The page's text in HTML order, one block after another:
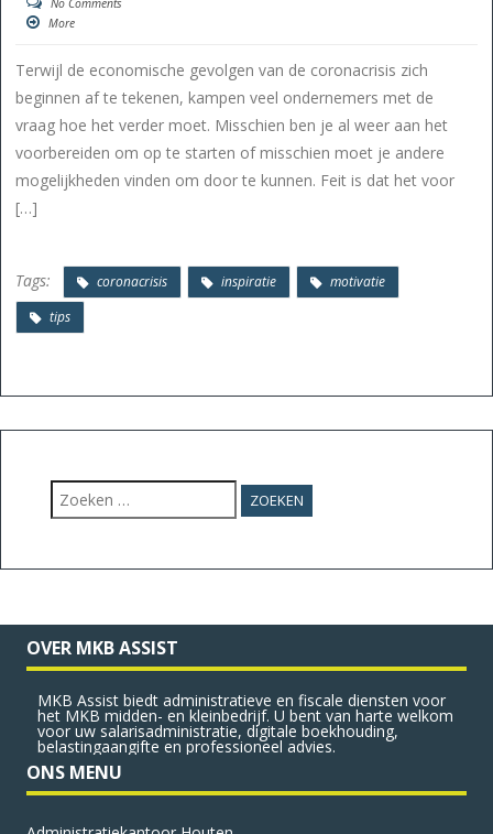
No Comments
More
Terwijl de economische gevolgen van de coronacrisis zich
beginnen af te tekenen, kampen veel ondernemers met de
vraag hoe het verder moet. Misschien ben je al weer aan het
voorbereiden om op te starten of misschien moet je andere
mogelijkheden vinden om door te kunnen. Feit is dat het voor
[…]
Tags: coronacrisis inspiratie
motivatie
tips
Zoeken
naar:
OVER MKB ASSIST
MKB Assist biedt administratieve en fiscale diensten voor
het MKB midden- en kleinbedrijf. U bent van harte welkom
voor uw salarisadministratie, digitale boekhouding,
belastingaangifte en professioneel advies.
ONS MENU